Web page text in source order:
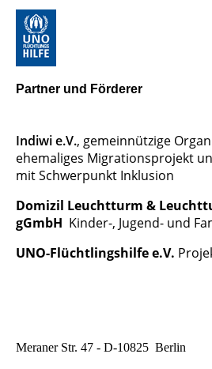
Partner und Förderer
Indiwi e.V., gemeinnützige
ehemaliges Migrationsprojekt
mit Schwerpunkt Inklusion
Domizil Leuchtturm &
gGmbH Kinder-, Jugend- und
UNO-Flüchtlingshilfe e.V.
Meraner Str. 47 - D-10825 Berlin